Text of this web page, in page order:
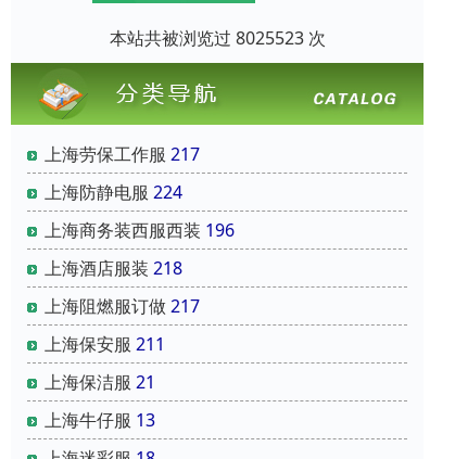
本站共被浏览过 8025523 次
上海劳保工作服 217
上海防静电服 224
上海商务装西服西装 196
上海酒店服装 218
上海阻燃服订做217
上海保安服 211
上海保洁服 21
上海牛仔服 13